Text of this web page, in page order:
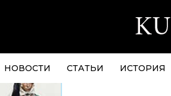
НОВОСТИ СТАТЬИ ИСТОРИЯ